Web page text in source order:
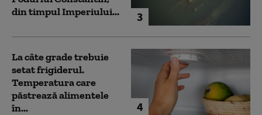
3
din timpul Imperiului...
4
La câte grade trebuie
setat frigiderul.
Temperatura care
păstrează alimentele
în...